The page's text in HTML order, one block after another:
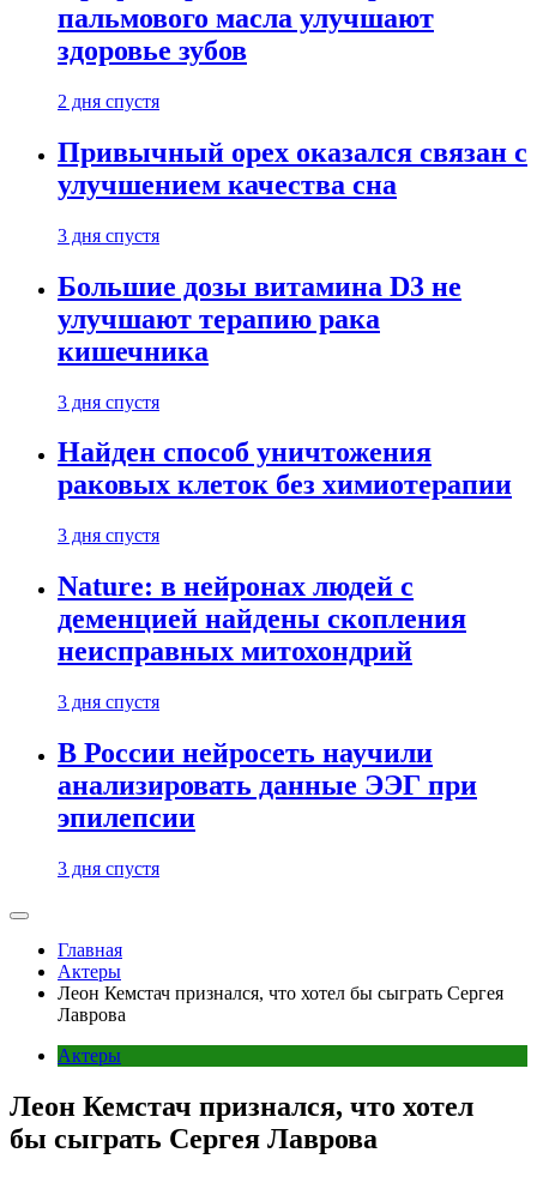
пальмового масла улучшают
здоровье зубов
2 дня спустя
Привычный орех оказался связан с
улучшением качества сна
3 дня спустя
Большие дозы витамина D3 не
улучшают терапию рака
кишечника
3 дня спустя
Найден способ уничтожения
раковых клеток без химиотерапии
3 дня спустя
Nature: в нейронах людей с
деменцией найдены скопления
неисправных митохондрий
3 дня спустя
В России нейросеть научили
анализировать данные ЭЭГ при
эпилепсии
3 дня спустя
Главная
Актеры
Леон Кемстач признался, что хотел бы сыграть Сергея
Лаврова
Актеры
Леон Кемстач признался, что хотел
бы сыграть Сергея Лаврова